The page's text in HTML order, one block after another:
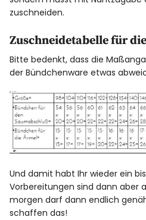
zuschneiden.
Zuschneidetabelle für
Bitte bedenkt, dass die
der Bündchenware etwas
Und damit habt Ihr wieder ein
Vorbereitungen sind dann aber
morgen darf dann endlich
schaffen das!